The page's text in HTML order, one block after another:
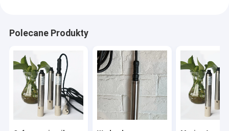
Polecane Produkty